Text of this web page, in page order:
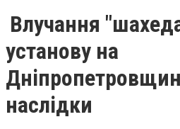
Влучання
установу на
наслідки